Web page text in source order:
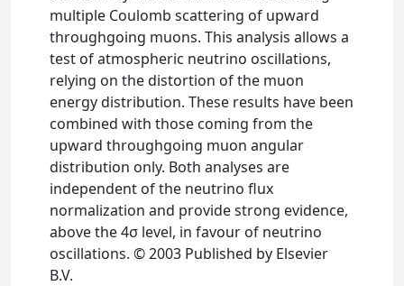
multiple Coulomb scattering of upward
throughgoing muons. This analysis allows a
test of atmospheric neutrino oscillations,
relying on the distortion of the muon
energy distribution. These results have been
combined with those coming from the
upward throughgoing muon angular
distribution only. Both analyses are
independent of the neutrino flux
normalization and provide strong evidence,
above the 4σ level, in favour of neutrino
oscillations. © 2003 Published by Elsevier
B.V.